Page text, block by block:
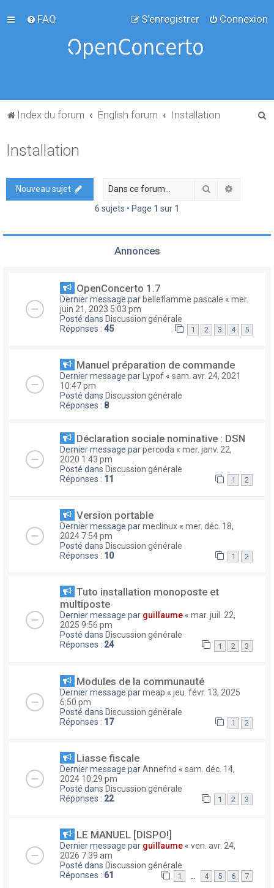
FAQ Connexion
S’enregistrer
Index du forum English forum Installation
h
Installation
Nouveau sujet Rechercher
6 sujets • Page 1 sur 1
Annonces
OpenConcerto 1.7
Dernier message par belleflamme pascale « mer.
juin 21, 2023 5:03 pm
Posté dans Discussion générale
Réponses : 45 1 2 3 4 5
Manuel préparation de commande
Dernier message par Lypof « sam. avr. 24, 2021
10:47 pm
Posté dans Discussion générale
Réponses : 8
Déclaration sociale nominative : DSN
Dernier message parpercoda « mer. janv. 22,
2020 1:43 pm
Posté dans Discussion générale
Réponses : 11 1 2
Version portable
Dernier message parmeclinux « mer. déc. 18,
2024 7:54 pm
Posté dans Discussion générale
Réponses : 10 1 2
Tuto installation monoposte et
multiposte
Dernier message par guillaume « mar. juil. 22,
2025 9:56 pm
Posté dans Discussion générale
Réponses : 24 1 2 3
Modules de la communauté
Dernier message parmeap « jeu. févr. 13, 2025
6:50 pm
Posté dans Discussion générale
Réponses : 17 1 2
Liasse fiscale
Dernier message parAnnefnd « sam. déc. 14,
2024 10:29 pm
Posté dans Discussion générale
Réponses : 22 1 2 3
LE MANUEL [DISPO!]
Dernier message par guillaume « ven. avr. 24,
2026 7:39 am
Posté dans Discussion générale
Réponses : 61 1 … 4 5 6 7